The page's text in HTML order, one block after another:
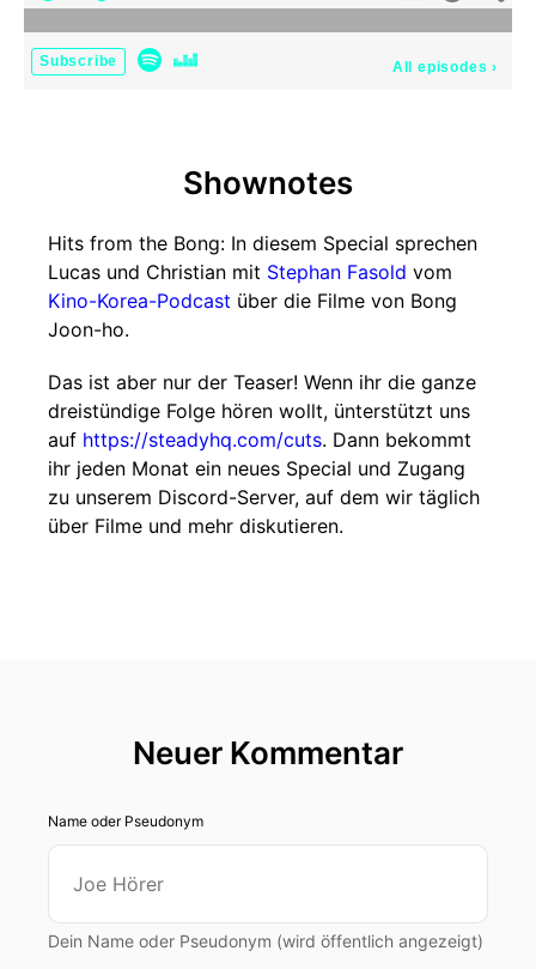
Subscribe All episodes ›
Shownotes
Hits from the Bong: In diesem Special sprechen
Lucas und Christian mit Stephan Fasold vom
Kino-Korea-Podcast über die Filme von Bong
Joon-ho.
Das ist aber nur der Teaser! Wenn ihr die ganze
dreistündige Folge hören wollt, ünterstützt uns
auf https://steadyhq.com/cuts. Dann bekommt
ihr jeden Monat ein neues Special und Zugang
zu unserem Discord-Server, auf dem wir täglich
über Filme und mehr diskutieren.
Neuer Kommentar
Name oder Pseudonym
Dein Name oder Pseudonym (wird öffentlich angezeigt)